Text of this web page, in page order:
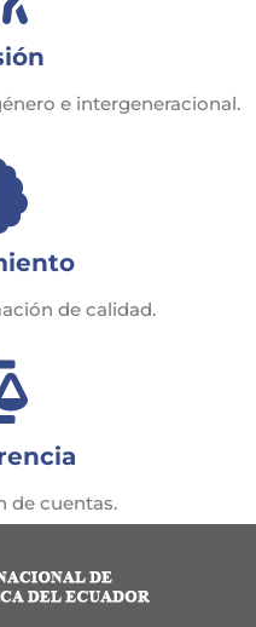
e intergeneracional.
de calidad.
de cuentas.